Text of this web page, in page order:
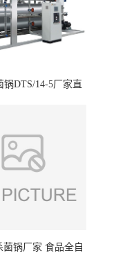
锅DTS/14-5厂家直
菌锅厂家 食品全自